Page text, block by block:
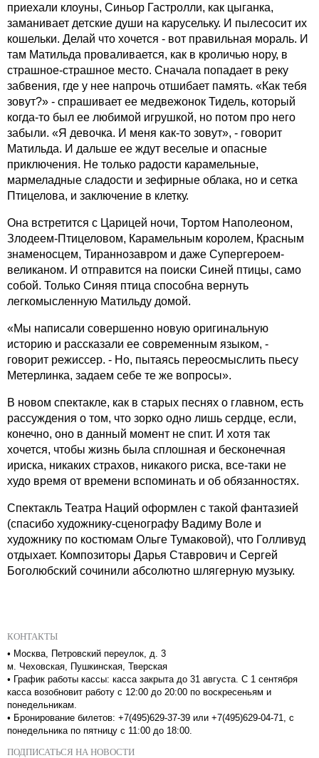
приехали клоуны, Синьор Гастролли, как цыганка,
заманивает детские души на карусельку. И пылесосит их
кошельки. Делай что хочется - вот правильная мораль. И
там Матильда проваливается, как в кроличью нору, в
страшное-страшное место. Сначала попадает в реку
забвения, где у нее напрочь отшибает память. «Как тебя
зовут?» - спрашивает ее медвежонок Тидель, который
когда-то был ее любимой игрушкой, но потом про него
забыли. «Я девочка. И меня как-то зовут», - говорит
Матильда. И дальше ее ждут веселые и опасные
приключения. Не только радости карамельные,
мармеладные сладости и зефирные облака, но и сетка
Птицелова, и заключение в клетку.
Она встретится с Царицей ночи, Тортом Наполеоном,
Злодеем-Птицеловом, Карамельным королем, Красным
знаменосцем, Тираннозавром и даже Супергероем-
великаном. И отправится на поиски Синей птицы, само
собой. Только Синяя птица способна вернуть
легкомысленную Матильду домой.
«Мы написали совершенно новую оригинальную
историю и рассказали ее современным языком, -
говорит режиссер. - Но, пытаясь переосмыслить пьесу
Метерлинка, задаем себе те же вопросы».
В новом спектакле, как в старых песнях о главном, есть
рассуждения о том, что зорко одно лишь сердце, если,
конечно, оно в данный момент не спит. И хотя так
хочется, чтобы жизнь была сплошная и бесконечная
ириска, никаких страхов, никакого риска, все-таки не
худо время от времени вспоминать и об обязанностях.
Спектакль Театра Наций оформлен с такой фантазией
(спасибо художнику-сценографу Вадиму Воле и
художнику по костюмам Ольге Тумаковой), что Голливуд
отдыхает. Композиторы Дарья Ставрович и Сергей
Боголюбский сочинили абсолютно шлягерную музыку.
КОНТАКТЫ
• Москва, Петровский переулок, д. 3
м. Чеховская, Пушкинская, Тверская
• График работы кассы: касса закрыта до 31 августа. С 1 сентября
касса возобновит работу с 12:00 до 20:00 по воскресеньям и
понедельникам.
• Бронирование билетов: +7(495)629-37-39 или +7(495)629-04-71, с
понедельника по пятницу с 11:00 до 18:00.
ПОДПИСАТЬСЯ НА НОВОСТИ